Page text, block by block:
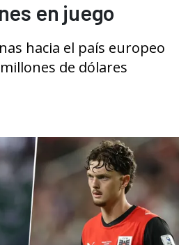
en juego
hacia el país europeo
de dólares